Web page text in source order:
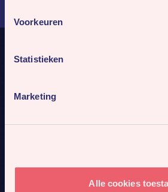
Voorkeuren
Statistieken
Marketing
Alle cookies
Cases